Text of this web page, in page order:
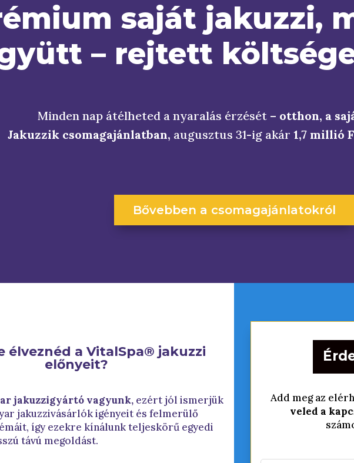
saját jakuzzi,
– rejtett
Minden nap átélheted a nyaralás érzését – otthon, a
Jakuzzik csomagajánlatban, augusztus 31-ig akár 1,7 millió
Bővebben a csomagajánlatokról
élveznéd a VitalSpa® jakuzzi
előnyeit?
jakuzzigyártó vagyunk,ezért jól ismerjük
jakuzzivásárlók igényeit és felmerülő
így ezekre kínálunk teljeskörű egyedi
távú megoldást.
Add meg az
veled a